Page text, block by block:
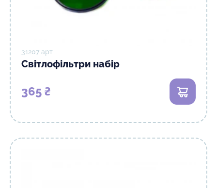
31207 арт
Світлофільтри набір
365 ₴